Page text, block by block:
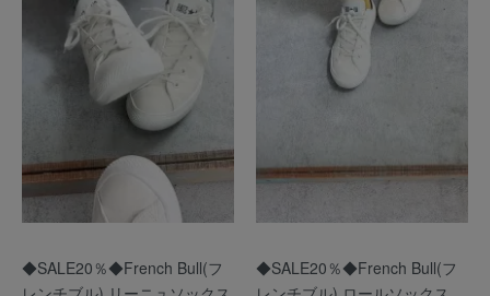
◆SALE20％◆French Bull(フ
◆SALE20％◆French Bull(フ